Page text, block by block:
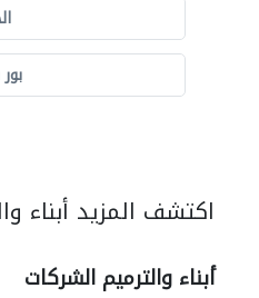
اكتشف المزيد أبناء
أبناء والترميم الشركات